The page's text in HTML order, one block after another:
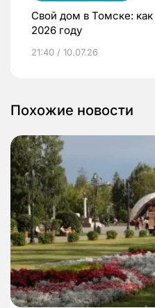
Свой дом в Томске:
2026 году
21:40 / 10.07.26
Похожие новости